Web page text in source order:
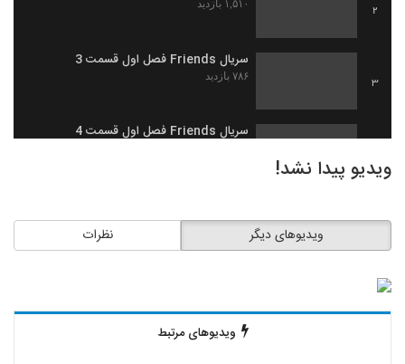
2
۱,۵۱۰ بازدید
3
سریال Friends فصل اول قسمت 3
۷۸۶ بازدید
سریال Friends فصل اول قسمت 4
۱,۲۶۹ بازدید
ویدیو پیدا نشد!
نظرات ویدیوهای دیگر
ویدیوهای مرتبط